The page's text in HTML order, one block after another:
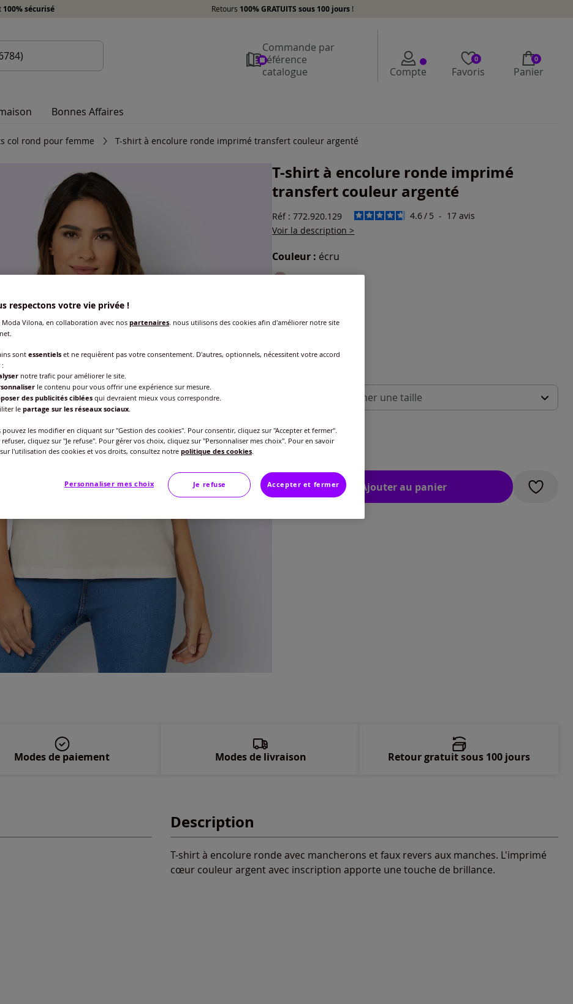
100% sécurisé Retours 100% GRATUITS sous 100 jours !
Commande par
référence
catalogue
Compte
0
Favoris
0
Panier
Bonnes Affaires
col rond pour femme T-shirt à encolure ronde imprimé transfert couleur argenté
T-shirt à encolure ronde imprimé
transfert couleur argenté
Réf : 772.920.129 4.6/ 5 - 17avis
Voir la description >
Couleur : écru
Choisir une couleur :
Veuillez sélectionner une taille
40 -En stock
44 -En stock
17€
Ajouter au panier
Description
T-shirt à encolure ronde avec mancherons et faux revers aux manches. L'imprimé
cœur couleur argent avec inscription apporte une touche de brillance.
Modes de paiement Modes de livraison Retour gratuit sous 100 jours
respectons votre vie privée !
Moda Vilona, en collaboration avec nospartenaires, nous utilisons des cookies afin d'améliorer notre site
sont essentiels et ne requièrent pas votre consentement. D'autres, optionnels, nécessitent votre accord
notre trafic pour améliorer le site.
le contenu pour vous offrir une expérience sur mesure.
des publicités ciblées qui devraient mieux vous correspondre.
le partage sur les réseaux sociaux.
pouvez les modifier en cliquant sur "Gestion des cookies". Pour consentir, cliquez sur "Accepter et fermer".
refuser, cliquez sur "Je refuse". Pour gérer vos choix, cliquez sur "Personnaliser mes choix". Pour en savoir
l'utilisation des cookies et vos droits, consultez notre politique des cookies.
Personnaliser mes choix Je refuse Accepter et fermer